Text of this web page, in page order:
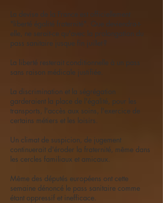
La devise de la France est officiellement
"liberté égalité fraternité". Que deviendra-t-
elle, ne serait-ce qu'avec la prolongation du
pass sanitaire jusque fin juillet ?
La liberté resterait conditionnelle à un pass
sans raison médicale justifiée.
La discrimination et la ségrégation
garderaient la place de l'égalité, pour les
transports, l'accès aux soins, l'exercice de
certains métiers et les loisirs.
Un climat de suspicion, de jugement
continuerait d'éroder la fraternité, même dans
les cercles familiaux et amicaux.
Même des députés européens ont cette
semaine dénoncé le pass sanitaire comme
étant oppressif et inefficace.